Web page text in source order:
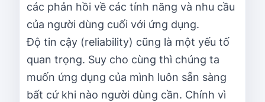
các phản hồi về các tính năng và nhu cầu
của người dùng cuối với ứng dụng.
Độ tin cậy (reliability) cũng là một yếu tố
quan trọng. Suy cho cùng thì chúng ta
muốn ứng dụng của mình luôn sẵn sàng
bất cứ khi nào người dùng cần. Chính vì